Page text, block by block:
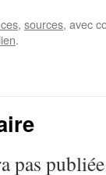
, sources, avec
.
pas